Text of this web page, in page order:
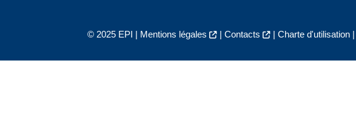
© 2025 EPI | Mentions légales | Contacts | Charte d'utilisation|